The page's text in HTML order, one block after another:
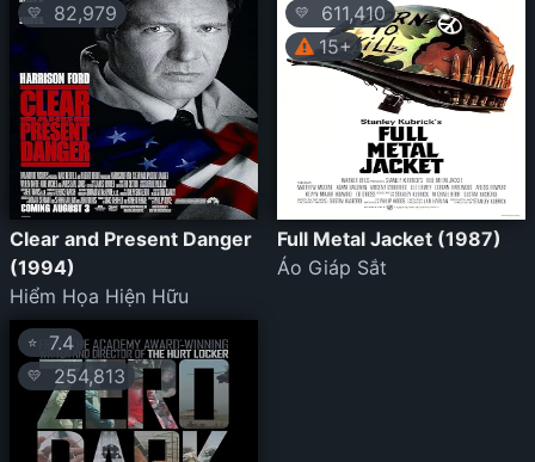
💛 82,979
Clear and Present Danger
(1994)
Hiểm Họa Hiện Hữu
💛
611,410
15+
Full Metal Jacket (1987)
Áo Giáp Sắt
⭐ 7.4
💛 254,813